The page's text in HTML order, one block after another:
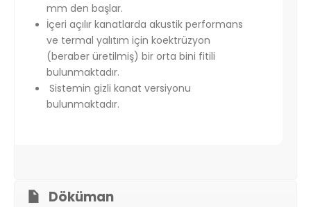
mm den başlar.
İçeri açılır kanatlarda akustik performans
ve termal yalıtım için koektrüzyon
(beraber üretilmiş) bir orta bini fitili
bulunmaktadır.
Sistemin gizli kanat versiyonu
bulunmaktadır.
Döküman